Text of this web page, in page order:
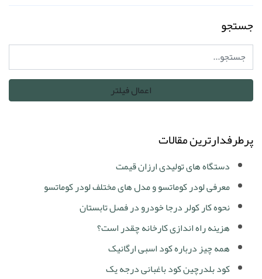
جستجو
پرطرفدارترین مقالات
دستگاه های تولیدی ارزان قیمت
معرفی لودر کوماتسو و مدل های مختلف لودر کوماتسو
نحوه کار کولر درجا خودرو در فصل تابستان
هزینه راه اندازی کارخانه چقدر است؟
همه چیز درباره کود اسبی ارگانیک
کود بلدرچین کود باغبانی درجه یک